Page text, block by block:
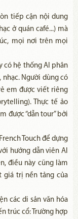
tiếp cận nội dung
ở quán café...) mà
mọi nơi trên mọi
có hệ thống AI phân
Người dùng có
em được viết riêng
Thực tế ảo
được “dẫn tour” bởi
Touch để dựng
hướng dẫn viên AI
điều này cũng làm
giá trị nền tảng của
các di sản văn hóa
trúc cổ: Trường hợp